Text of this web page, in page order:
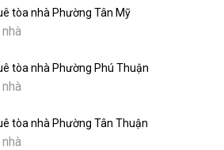
tòa nhà Phường Tân Mỹ
tòa nhà Phường Phú Thuận
tòa nhà Phường Tân Thuận